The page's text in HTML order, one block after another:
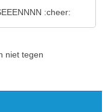
:cheer:
niet tegen